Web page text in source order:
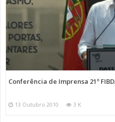
Conferência de Imprensa 21º
13 Outubro 2010 3 K